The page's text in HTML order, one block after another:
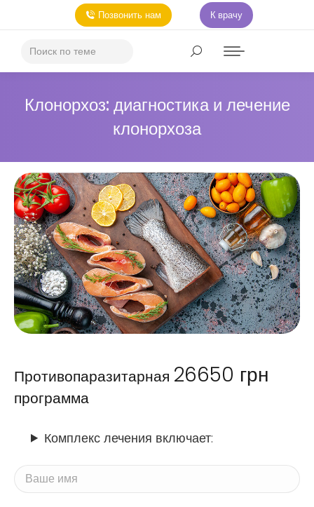
Позвонить нам К врачу
Клонорхоз: диагностика и лечение
клонорхоза
Противопаразитарная
программа
26650 грн
Комплекс лечения включает: